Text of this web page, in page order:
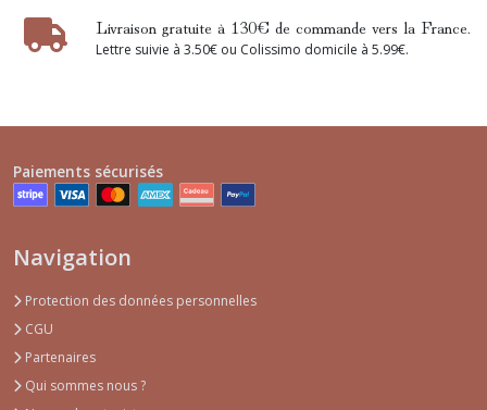
Livraison gratuite à 130€ de commande vers la France.
Lettre suivie à 3.50€ ou Colissimo domicile à 5.99€.
Paiements sécurisés
Navigation
Protection des données personnelles
CGU
Partenaires
Qui sommes nous ?